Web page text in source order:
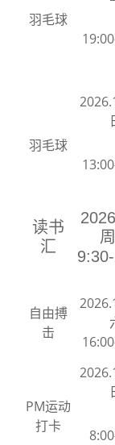
羽毛球
羽毛球
读书
汇
自由搏
击
PM运动
打卡
2026